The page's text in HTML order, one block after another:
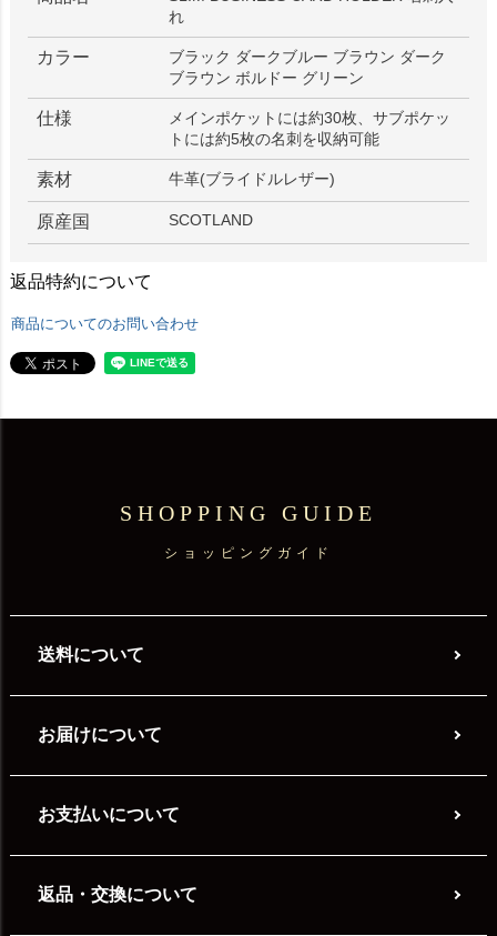
れ
カラー
ブラック ダークブルー ブラウン ダーク
ブラウン ボルドー グリーン
仕様
メインポケットには約30枚、サブポケッ
トには約5枚の名刺を収納可能
素材 牛革(ブライドルレザー)
原産国 SCOTLAND
返品特約について
商品についてのお問い合わせ
SHOPPING GUIDE
ショッピングガイド
送料について
お届けについて
お支払いについて
返品・交換について